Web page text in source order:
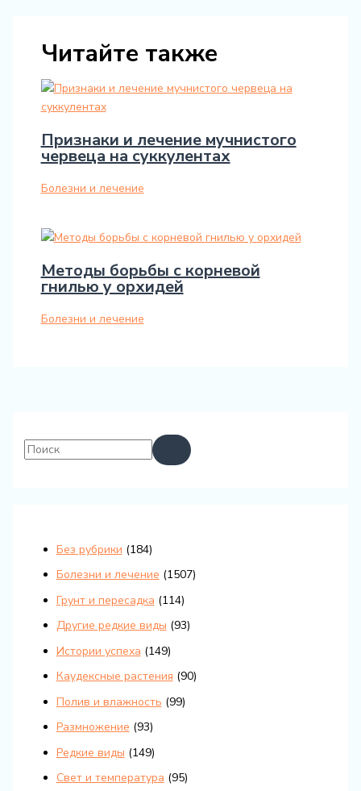
Читайте также
Признаки и лечение мучнистого
червеца на суккулентах
Болезни и лечение
Методы борьбы с корневой
гнилью у орхидей
Болезни и лечение
Без рубрики (184)
Болезни и лечение (1507)
Грунт и пересадка (114)
Другие редкие виды (93)
Истории успеха (149)
Каудексные растения (90)
Полив и влажность (99)
Размножение (93)
Редкие виды (149)
Свет и температура (95)